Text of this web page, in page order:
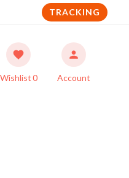
TRACKING
Wishlist0 Account